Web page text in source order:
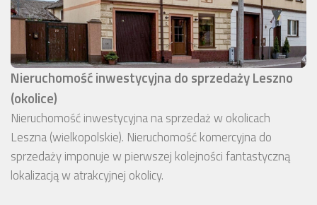
Nieruchomość inwestycyjna do sprzedaży Leszno
(okolice)
Nieruchomość inwestycyjna na sprzedaż w okolicach
Leszna (wielkopolskie). Nieruchomość komercyjna do
sprzedaży imponuje w pierwszej kolejności fantastyczną
lokalizacją w atrakcyjnej okolicy.